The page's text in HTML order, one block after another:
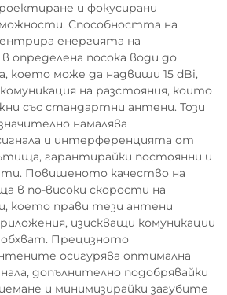
и фокусирани
Способността на
енергията на
посока води до
което може да надвиши 15 dBi,
на разстояния, които
със стандартни антени. Този
намалява
и интерференцията от
гарантирайки постоянни и
Повишеното качество на
в по-високи скорости на
което прави тези антени
изискващи комуникации
Прецизното
осигурява оптимална
допълнително подобрявайки
и минимизирайки загубите